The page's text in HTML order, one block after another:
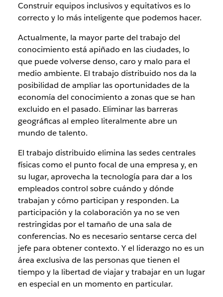
Construir equipos inclusivos y equitativos es lo
correcto y lo más inteligente que podemos hacer.
Actualmente, la mayor parte del trabajo del
conocimiento está apiñado en las ciudades, lo
que puede volverse denso, caro y malo para el
medio ambiente. El trabajo distribuido nos da la
posibilidad de ampliar las oportunidades de la
economía del conocimiento a zonas que se han
excluido en el pasado. Eliminar las barreras
geográficas al empleo literalmente abre un
mundo de talento.
El trabajo distribuido elimina las sedes centrales
físicas como el punto focal de una empresa y, en
su lugar, aprovecha la tecnología para dar a los
empleados control sobre cuándo y dónde
trabajan y cómo participan y responden. La
participación y la colaboración ya no se ven
restringidas por el tamaño de una sala de
conferencias. No es necesario sentarse cerca del
jefe para obtener contexto. Y el liderazgo no es un
área exclusiva de las personas que tienen el
tiempo y la libertad de viajar y trabajar en un lugar
en especial en un momento en particular.